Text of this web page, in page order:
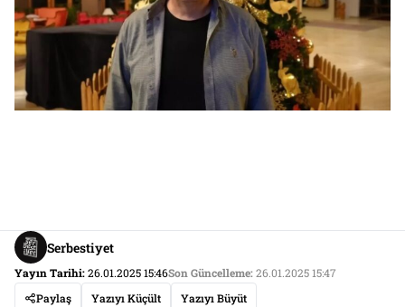
Serbestiyet
Yayın Tarihi:26.01.2025 15:46Son Güncelleme:26.01.2025 15:47
Paylaş
Yazıyı Küçült Yazıyı Büyüt